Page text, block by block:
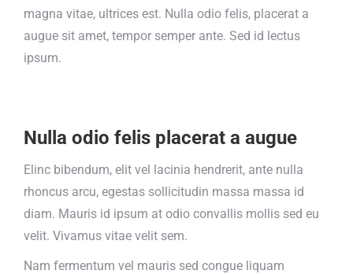
magna vitae, ultrices est. Nulla odio felis, placerat a
augue sit amet, tempor semper ante. Sed id lectus
ipsum.
Nulla odio felis placerat a augue
Elinc bibendum, elit vel lacinia hendrerit, ante nulla
rhoncus arcu, egestas sollicitudin massa massa id
diam. Mauris id ipsum at odio convallis mollis sed eu
velit. Vivamus vitae velit sem.
Nam fermentum vel mauris sed congue liquam